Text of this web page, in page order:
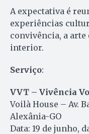
A expectativa é
experiências
convivência, a
interior.
Serviço:
VVT – Vivência
Voilà House – Av.
Alexânia-GO
Data: 19 de junho,